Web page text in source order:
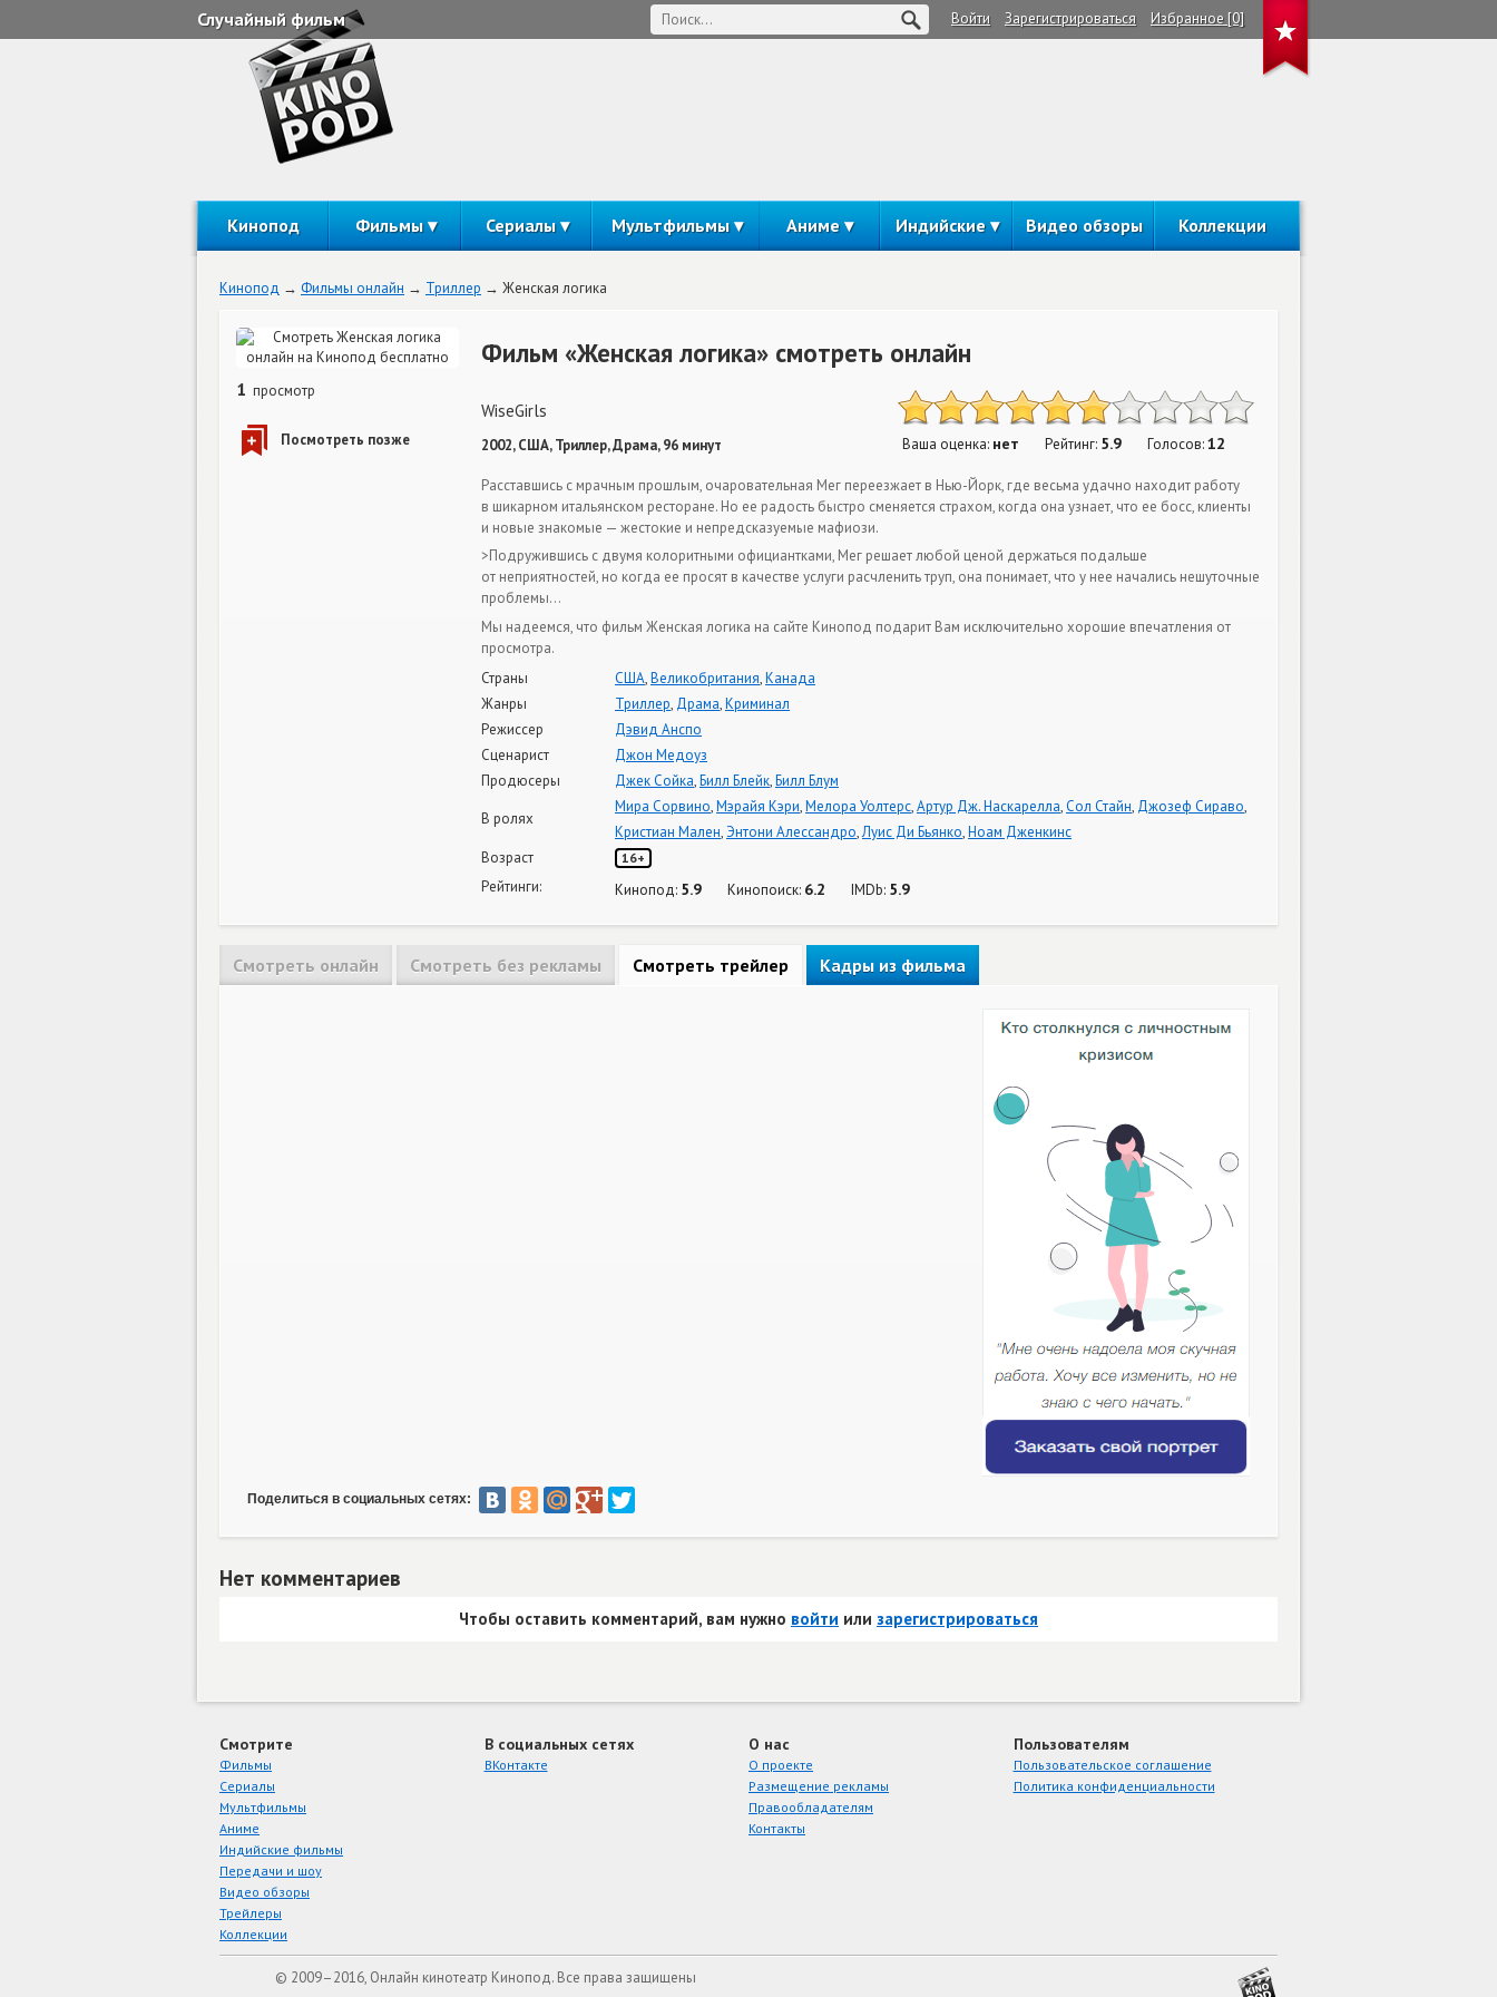
Случайный фильм Войти Зарегистрироваться Избранное [0]
Кинопод Фильмы Сериалы Мультфильмы Аниме Индийские Видео обзоры Коллекции
Кинопод Фильмы онлайн Триллер Женская логика
1 просмотр
Фильм «Женская логика» смотреть онлайн
WiseGirls
2002, США, Триллер, Драма, 96 минут Ваша оценка: нет Рейтинг: 5.9 Голосов:12
Расставшись с мрачным прошлым, очаровательная Мег переезжает в Нью-Йорк, где весьма удачно находит работу
в шикарном итальянском ресторане. Но ее радость быстро сменяется страхом, когда она узнает, что ее босс, клиенты
и новые знакомые — жестокие и непредсказуемые мафиози.
>Подружившись с двумя колоритными официантками, Мег решает любой ценой держаться подальше
от неприятностей, но когда ее просят в качестве услуги расчленить труп, она понимает, что у нее начались нешуточные
проблемы…
Мы надеемся, что фильм Женская логика на сайте Кинопод подарит Вам исключительно хорошие впечатления от
просмотра.
Страны
США,Великобритания,Канада
Жанры
Триллер, Драма,Криминал
Режиссер
Дэвид Анспо
Сценарист
Джон Медоуз
Продюсеры
Джек Сойка,Билл Блейк,Билл Блум
В ролях
Мира Сорвино,Мэрайя Кэри,Мелора Уолтерс,Артур Дж. Наскарелла,Сол Стайн, Джозеф Сираво,
Кристиан Мален,Энтони Алессандро,Луис Ди Бьянко,Ноам Дженкинс
Возраст
16+
Рейтинги: Кинопод: 5.9 Кинопоиск: 6.2 IMDb: 5.9
Смотреть онлайн Смотреть без рекламы Смотреть трейлер Кадры из фильма
Поделиться в социальных сетях:
Нет комментариев
Чтобы оставить комментарий, вам нужно войти или зарегистрироваться
Смотрите
Фильмы
Сериалы
Мультфильмы
Аниме
Индийские фильмы
Передачи и шоу
Видео обзоры
Трейлеры
Коллекции
В социальных сетях
ВКонтакте
О нас
О проекте
Размещение рекламы
Правообладателям
Контакты
Пользователям
Пользовательское соглашение
Политика конфиденциальности
© 2009–2016, Онлайн кинотеатр Кинопод. Все права защищены